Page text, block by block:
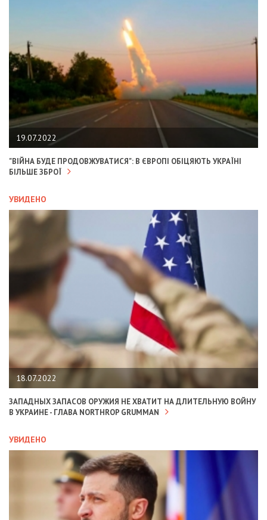
19.07.2022
"ВІЙНА БУДЕ ПРОДОВЖУВАТИСЯ": В ЄВРОПІ ОБІЦЯЮТЬ УКРАЇНІ
БІЛЬШЕ ЗБРОЇ
УВИДЕНО
18.07.2022
ЗАПАДНЫХ ЗАПАСОВ ОРУЖИЯ НЕ ХВАТИТ НА ДЛИТЕЛЬНУЮ ВОЙНУ
В УКРАИНЕ - ГЛАВА NORTHROP GRUMMAN
УВИДЕНО